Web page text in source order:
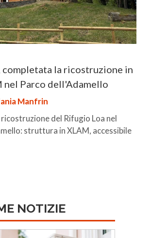
completata la ricostruzione in
nel Parco dell'Adamello
Manfrin
del Rifugio Loa nel
struttura in XLAM, accessibile
NOTIZIE